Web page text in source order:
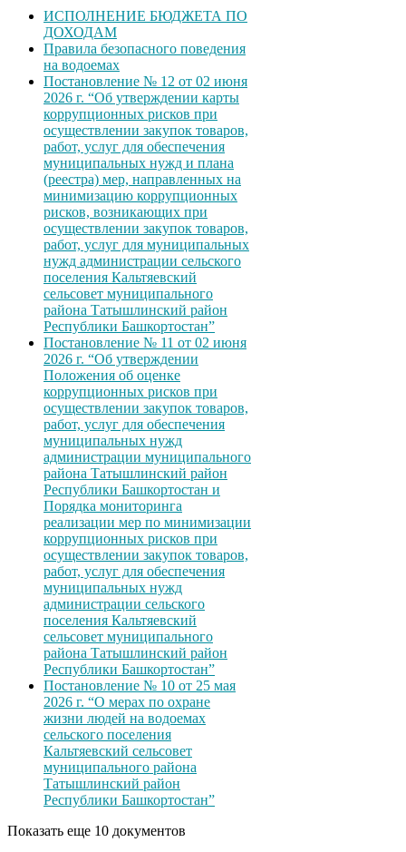
ИСПОЛНЕНИЕ БЮДЖЕТА ПО
ДОХОДАМ
Правила безопасного поведения
на водоемах
Постановление № 12 от 02 июня
2026 г. “Об утверждении карты
коррупционных рисков при
осуществлении закупок товаров,
работ, услуг для обеспечения
муниципальных нужд и плана
(реестра) мер, направленных на
минимизацию коррупционных
рисков, возникающих при
осуществлении закупок товаров,
работ, услуг для муниципальных
нужд администрации сельского
поселения Кальтяевский
сельсовет муниципального
района Татышлинский район
Республики Башкортостан”
Постановление № 11 от 02 июня
2026 г. “Об утверждении
Положения об оценке
коррупционных рисков при
осуществлении закупок товаров,
работ, услуг для обеспечения
муниципальных нужд
администрации муниципального
района Татышлинский район
Республики Башкортостан и
Порядка мониторинга
реализации мер по минимизации
коррупционных рисков при
осуществлении закупок товаров,
работ, услуг для обеспечения
муниципальных нужд
администрации сельского
поселения Кальтяевский
сельсовет муниципального
района Татышлинский район
Республики Башкортостан”
Постановление № 10 от 25 мая
2026 г. “О мерах по охране
жизни людей на водоемах
сельского поселения
Кальтяевский сельсовет
муниципального района
Татышлинский район
Республики Башкортостан”
Показать еще 10 документов